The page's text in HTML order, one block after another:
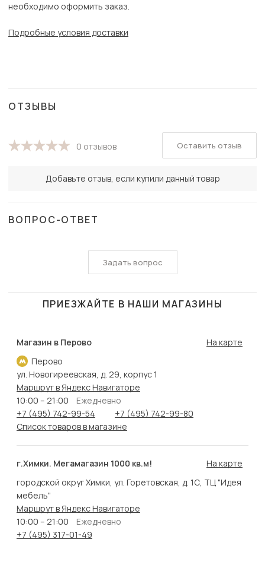
необходимо оформить заказ.
Подробные условия доставки
ОТЗЫВЫ
0 отзывов
Добавьте отзыв, если купили данный товар
Оставить отзыв
ВОПРОС-ОТВЕТ
Задать вопрос
ПРИЕЗЖАЙТЕ В НАШИ МАГАЗИНЫ
Магазин в Перово
Перово
На карте
ул. Новогиреевская, д. 29, корпус 1
Маршрут в Яндекс Навигаторе
10:00 – 21:00
Ежедневно
+7 (495) 742-99-54
+7 (495) 742-99-80
Список товаров в магазине
г.Химки. Мегамагазин 1000 кв.м!
На карте
городской округ Химки, ул. Горетовская, д. 1С, ТЦ "Идея
мебель"
Маршрут в Яндекс Навигаторе
10:00 – 21:00
Ежедневно
+7 (495) 317-01-49